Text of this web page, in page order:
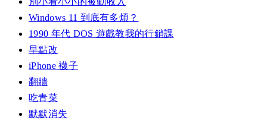
Windows 11 到底有多煩？
1990 年代 DOS 遊戲教我的行銷課
早點改
iPhone 襪子
翻牆
吃青菜
默默消失